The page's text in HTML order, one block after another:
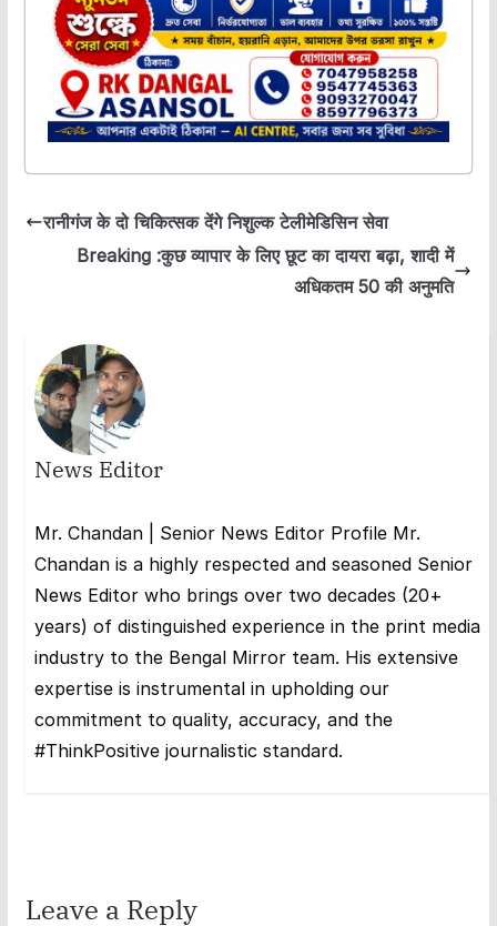
रानीगंज के दो चिकित्सक देंगे निशुल्क टेलीमेडिसिन सेवा
Breaking :कुछ व्यापार के लिए छूट का दायरा बढ़ा, शादी में
अधिकतम 50 की अनुमति
News Editor
Mr. Chandan | Senior News Editor Profile Mr.
Chandan is a highly respected and seasoned Senior
News Editor who brings over two decades (20+
years) of distinguished experience in the print media
industry to the Bengal Mirror team. His extensive
expertise is instrumental in upholding our
commitment to quality, accuracy, and the
#ThinkPositive journalistic standard.
Leave a Reply